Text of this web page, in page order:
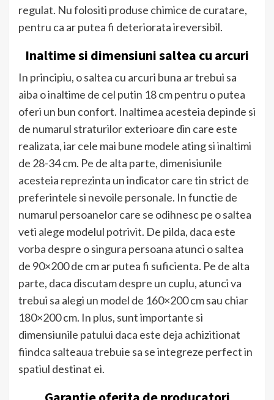
regulat. Nu folositi produse chimice de curatare,
pentru ca ar putea fi deteriorata ireversibil.
Inaltime si dimensiuni saltea cu arcuri
In principiu, o saltea cu arcuri buna ar trebui sa
aiba o inaltime de cel putin 18 cm pentru o putea
oferi un bun confort. Inaltimea acesteia depinde si
de numarul straturilor exterioare din care este
realizata, iar cele mai bune modele ating si inaltimi
de 28-34 cm. Pe de alta parte, dimenisiunile
acesteia reprezinta un indicator care tin strict de
preferintele si nevoile personale. In functie de
numarul persoanelor care se odihnesc pe o saltea
veti alege modelul potrivit. De pilda, daca este
vorba despre o singura persoana atunci o saltea
de 90×200 de cm ar putea fi suficienta. Pe de alta
parte, daca discutam despre un cuplu, atunci va
trebui sa alegi un model de 160×200 cm sau chiar
180×200 cm. In plus, sunt importante si
dimensiunile patului daca este deja achizitionat
fiindca salteaua trebuie sa se integreze perfect in
spatiul destinat ei.